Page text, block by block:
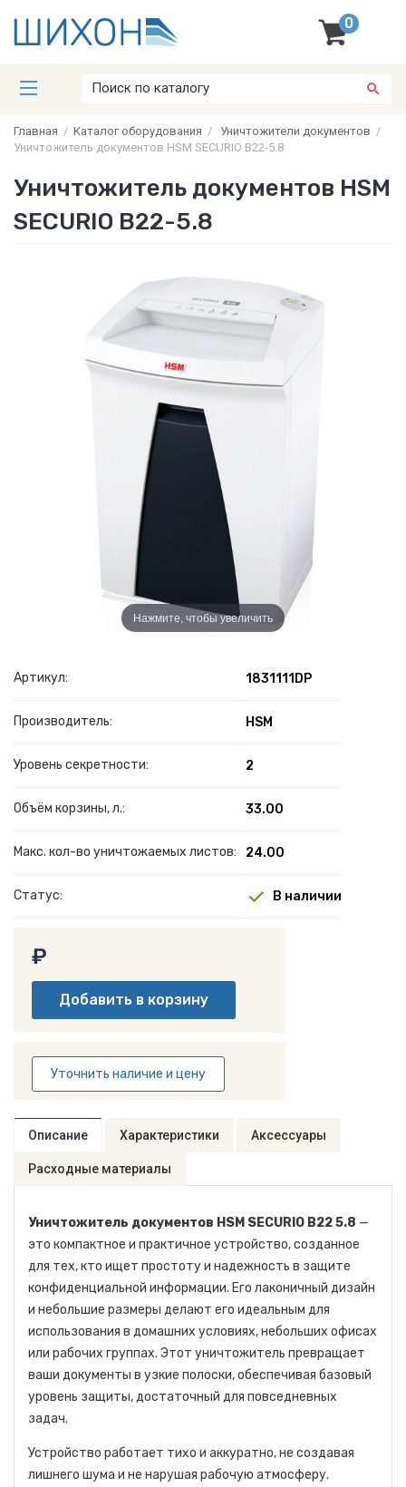
0
Главная / Каталог оборудования / Уничтожители документов /
Уничтожитель документов HSM SECURIO B22-5.8
Уничтожитель документов HSM
SECURIO B22-5.8
Нажмите, чтобы увеличить
Артикул: 1831111DP
Производитель: HSM
Уровень секретности: 2
Объём корзины, л.: 33.00
Макс. кол-во уничтожаемых листов: 24.00
Статус: В наличии
₽
Уточнить наличие и цену
Описание Характеристики Аксессуары
Расходные материалы
Уничтожитель документов HSM SECURIO B22 5.8 —
это компактное и практичное устройство, созданное
для тех, кто ищет простоту и надежность в защите
конфиденциальной информации. Его лаконичный дизайн
и небольшие размеры делают его идеальным для
использования в домашних условиях, небольших офисах
или рабочих группах. Этот уничтожитель превращает
ваши документы в узкие полоски, обеспечивая базовый
уровень защиты, достаточный для повседневных
задач.
Устройство работает тихо и аккуратно, не создавая
лишнего шума и не нарушая рабочую атмосферу.